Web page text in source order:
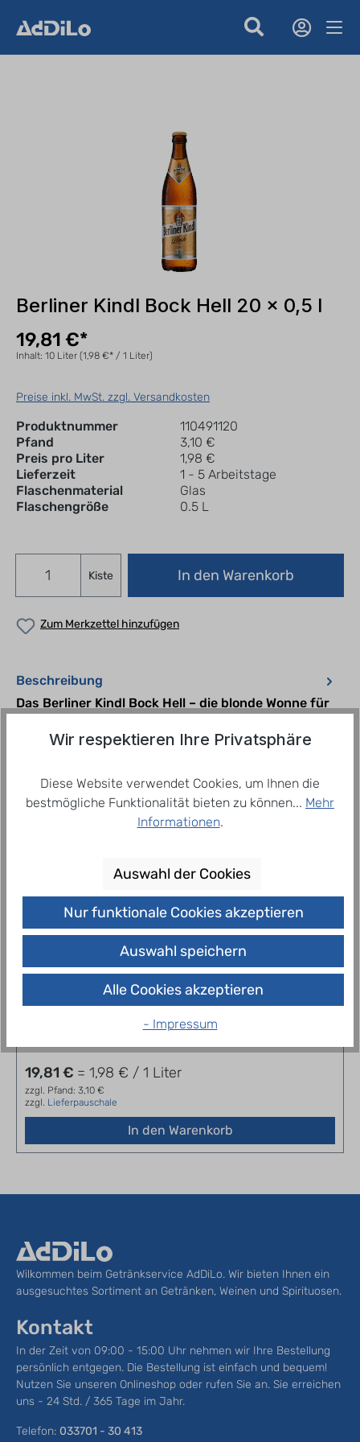
Berliner Kindl Bock Hell 20 x 0,5 l
19,81 €*
Inhalt: 10 Liter (1,98 €* / 1 Liter)
Preise inkl. MwSt. zzgl. Versandkosten
Produktnummer
110491120
Pfand
3,10 €
Preis pro Liter
1,98 €
Lieferzeit
1 - 5 Arbeitstage
Flaschenmaterial
Glas
Flaschengröße
0.5 L
Kiste In den Warenkorb
Zum Merkzettel hinzufügen
Beschreibung
Das Berliner Kindl Bock Hell – die blonde Wonne für
alle, die eine Schwäche für das Starke entdecken –
zeichnet sich durch m…Mehr
Related products
Berliner Kindl Bock Dunkel 20 x 0,5 l
19,81 € = 1,98 € / 1 Liter
zzgl. Pfand: 3,10 €
zzgl. Lieferpauschale
In den Warenkorb
Wilkommen beim Getränkservice AdDiLo. Wir bieten Ihnen ein
ausgesuchtes Sortiment an Getränken, Weinen und Spirituosen.
Kontakt
In der Zeit von 09:00 - 15:00 Uhr nehmen wir Ihre Bestellung
persönlich entgegen. Die Bestellung ist einfach und bequem!
Nutzen Sie unseren Onlineshop oder rufen Sie an. Sie erreichen
uns - 24 Std. / 365 Tage im Jahr.
Telefon: 033701 - 30 413
Wir respektieren Ihre Privatsphäre
Diese Website verwendet Cookies, um Ihnen die
bestmögliche Funktionalität bieten zu können... Mehr
Informationen.
Auswahl der Cookies
Nur funktionale Cookies akzeptieren
Auswahl speichern
Alle Cookies akzeptieren
- Impressum